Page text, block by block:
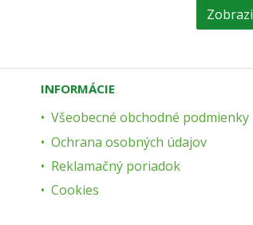
INFORMÁCIE
Všeobecné obchodné podmienky
Ochrana osobných údajov
Reklamačný poriadok
Cookies